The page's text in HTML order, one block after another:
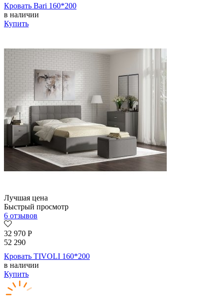
Кровать Bari 160*200
в наличии
Купить
Лучшая цена
Быстрый просмотр
6 отзывов
32 970 Р
52 290
Кровать TIVOLI 160*200
в наличии
Купить